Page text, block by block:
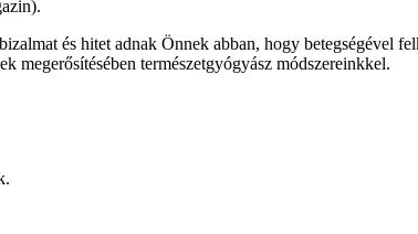
és hitet adnak Önnek abban, hogy betegségével
megerősítésében természetgyógyász módszereinkkel.